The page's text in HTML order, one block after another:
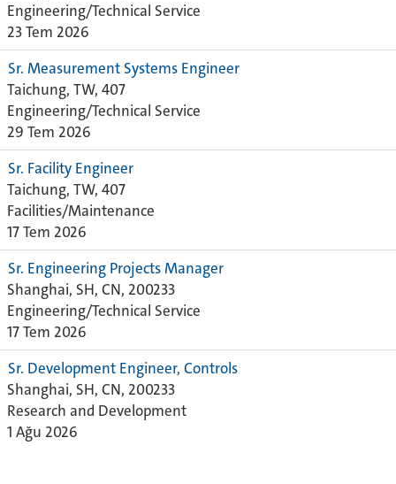
Engineering/Technical Service
23 Tem 2026
Sr. Measurement Systems Engineer
Taichung, TW, 407
Engineering/Technical Service
29 Tem 2026
Sr. Facility Engineer
Taichung, TW, 407
Facilities/Maintenance
17 Tem 2026
Sr. Engineering Projects Manager
Shanghai, SH, CN, 200233
Engineering/Technical Service
17 Tem 2026
Sr. Development Engineer, Controls
Shanghai, SH, CN, 200233
Research and Development
1 Ağu 2026